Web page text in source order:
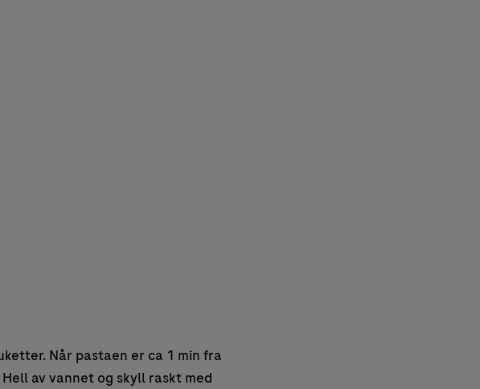
Når pastaen er ca 1 min fra
av vannet og skyll raskt med